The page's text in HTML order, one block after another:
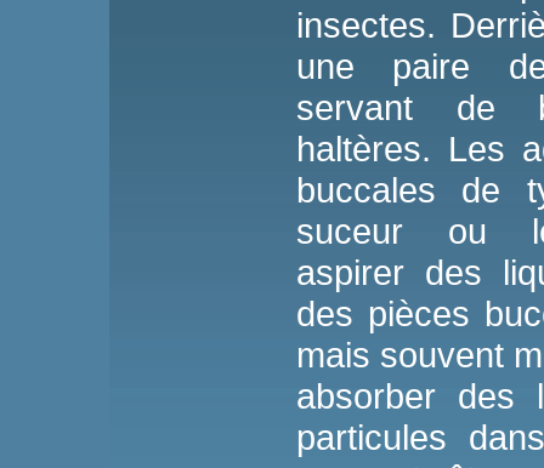
insectes.
une paire
servant de
haltères. Les
buccales de
suceur ou
aspirer des
des pièces
mais souvent
absorber des
particules